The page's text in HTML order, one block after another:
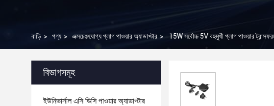
বাড়ি > পণ্য > এক্সচেঞ্জযোগ্য প্লাগ পাওয়ার অ্যাডাপ্টার > 15W সর্বোচ্চ 5V বহুমুখী প্লাগ পাওয়ার
বিভাগসমূহ
ইউনিভার্সাল এসি ডিসি পাওয়ার অ্যাডাপ্টার